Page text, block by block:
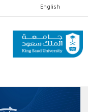
إلى
المحتوى
الرئيسي
English